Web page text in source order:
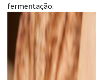
fermentação.